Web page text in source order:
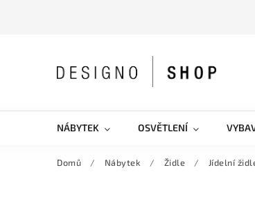
NÁBYTEK OSVĚTLENÍ
Domů / Nábytek / Židle / Jídelní